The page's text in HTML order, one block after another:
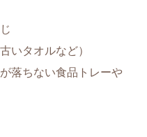
いタオルなど）
落ちない食品トレーや